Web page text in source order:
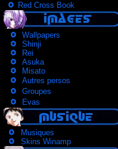
Red Cross Book
Wallpapers
Shinji
Rei
Asuka
Misato
Autres persos
Groupes
Evas
Musiques
Skins Winamp